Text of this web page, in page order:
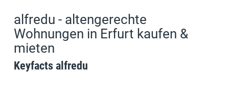
alfredu - altengerechte
Wohnungen in Erfurt kaufen &
mieten
Keyfacts alfredu